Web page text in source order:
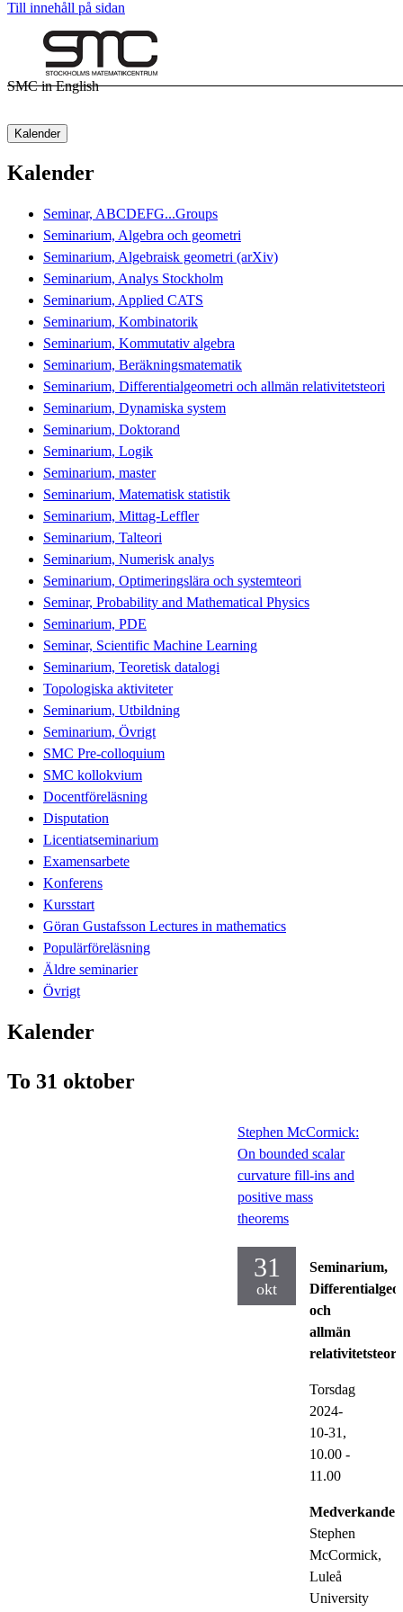
Till innehåll på sidan
SMC in English
Kalender
Kalender
Seminar, ABCDEFG...Groups
Seminarium, Algebra och geometri
Seminarium, Algebraisk geometri (arXiv)
Seminarium, Analys Stockholm
Seminarium, Applied CATS
Seminarium, Kombinatorik
Seminarium, Kommutativ algebra
Seminarium, Beräkningsmatematik
Seminarium, Differentialgeometri och allmän relativitetsteori
Seminarium, Dynamiska system
Seminarium, Doktorand
Seminarium, Logik
Seminarium, master
Seminarium, Matematisk statistik
Seminarium, Mittag-Leffler
Seminarium, Talteori
Seminarium, Numerisk analys
Seminarium, Optimeringslära och systemteori
Seminar, Probability and Mathematical Physics
Seminarium, PDE
Seminar, Scientific Machine Learning
Seminarium, Teoretisk datalogi
Topologiska aktiviteter
Seminarium, Utbildning
Seminarium, Övrigt
SMC Pre-colloquium
SMC kollokvium
Docentföreläsning
Disputation
Licentiatseminarium
Examensarbete
Konferens
Kursstart
Göran Gustafsson Lectures in mathematics
Populärföreläsning
Äldre seminarier
Övrigt
Kalender
To 31 oktober
Stephen McCormick:
On bounded scalar
curvature fill-ins and
positive mass
theorems
31
okt
Seminarium,
och
allmän
relativitetsteori
Torsdag
2024-
10-31,
10.00 -
11.00
Medverkande:
Stephen
McCormick,
Luleå
University